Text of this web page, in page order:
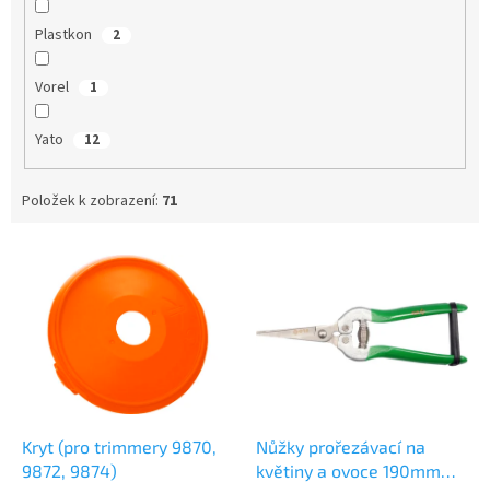
Plastkon 2
Vorel 1
Yato 12
Položek k zobrazení: 71
Kryt (pro trimmery 9870,
9872, 9874)
Nůžky prořezávací na
květiny a ovoce 190mm